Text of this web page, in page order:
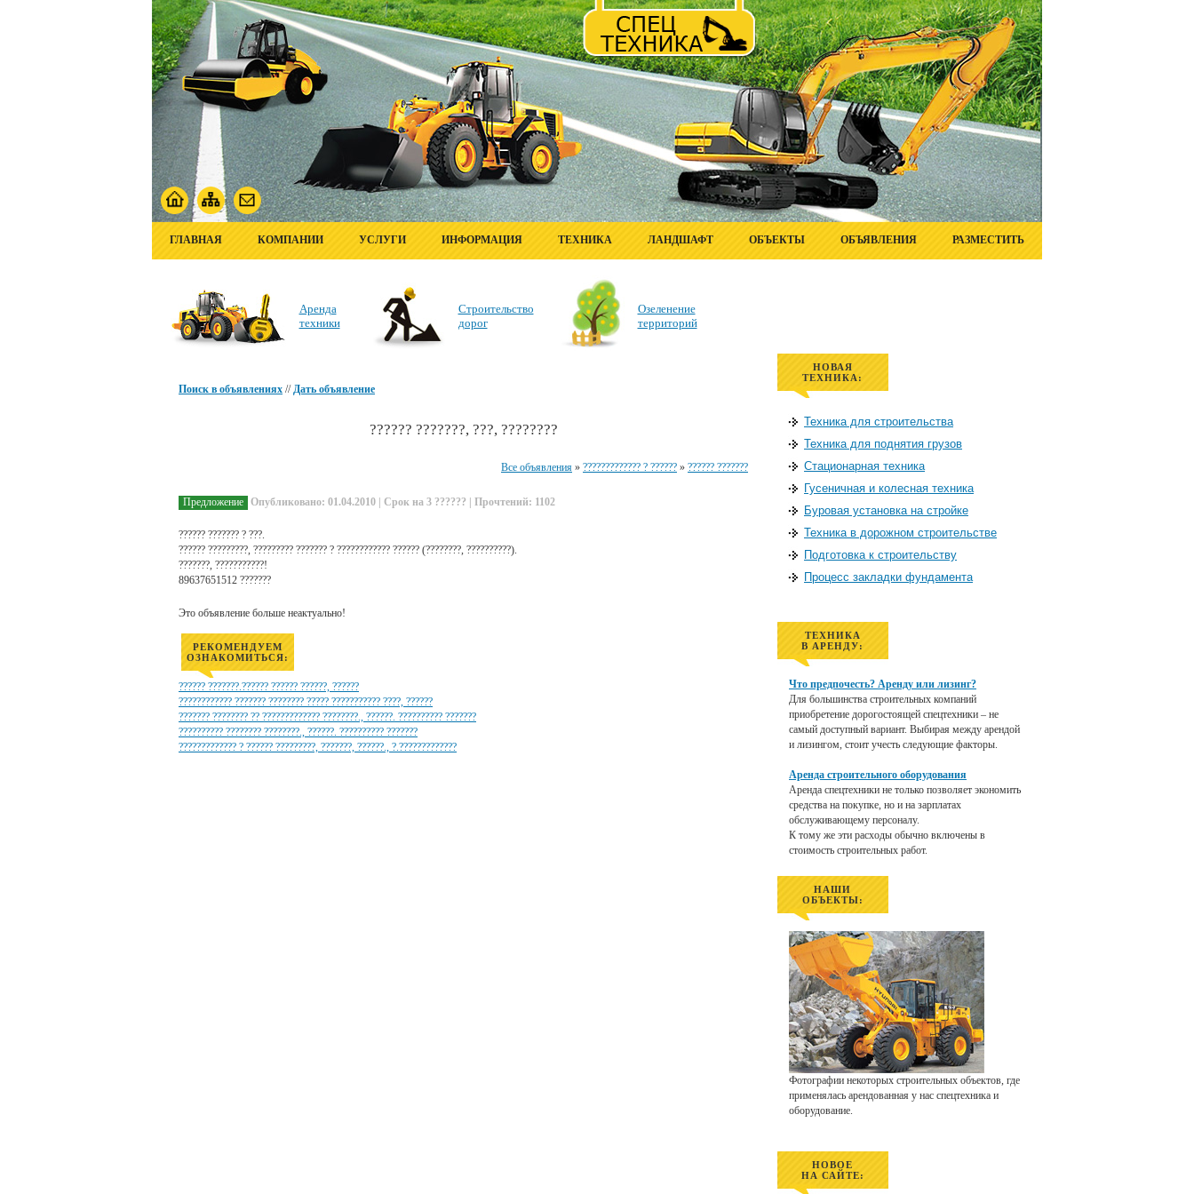
ГЛАВНАЯ КОМПАНИИ УСЛУГИ ИНФОРМАЦИЯ ТЕХНИКА ЛАНДШАФТ ОБЪЕКТЫ ОБЪЯВЛЕНИЯ РАЗМЕСТИТЬ
Аренда
техники
Строительство
дорог
Озеленение
территорий
Поиск в объявлениях //Дать объявление
?????? ???????, ???, ????????
Все объявления » ????????????? ? ?????? » ?????? ???????
Предложение Опубликовано: 01.04.2010 | Срок на 3 ?????? | Прочтений: 1102
?????? ??????? ? ???.
?????? ?????????, ????????? ??????? ? ???????????? ?????? (????????, ??????????).
???????, ???????????!
89637651512 ???????
Это объявление больше неактуально!
РЕКОМЕНДУЕМ
ОЗНАКОМИТЬСЯ:
?????? ???????.?????? ?????? ??????, ??????
???????????? ??????? ???????? ????? ??????????? ????, ??????
??????? ???????? ?? ????????????? ????????., ??????. ?????????? ???????
?????????? ???????? ????????., ??????. ?????????? ???????
????????????? ? ?????? ?????????, ???????, ??????., ?.?????????????
НОВАЯ
ТЕХНИКА:
Техника для строительства
Техника для поднятия грузов
Стационарная техника
Гусеничная и колесная техника
Буровая установка на стройке
Техника в дорожном строительстве
Подготовка к строительству
Процесс закладки фундамента
ТЕХНИКА
В АРЕНДУ:
Что предпочесть? Аренду или лизинг?
Для большинства строительных компаний
приобретение дорогостоящей спецтехники – не
самый доступный вариант. Выбирая между арендой
и лизингом, стоит учесть следующие факторы.
Аренда строительного оборудования
Аренда спецтехники не только позволяет экономить
средства на покупке, но и на зарплатах
обслуживающему персоналу.
К тому же эти расходы обычно включены в
стоимость строительных работ.
НАШИ
ОБЪЕКТЫ:
Фотографии некоторых строительных объектов, где
применялась арендованная у нас спецтехника и
оборудование.
НОВОЕ
НА САЙТЕ: